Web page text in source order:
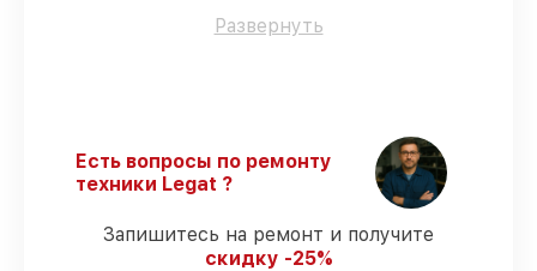
гарантирует качество выполняемых
Официальная гарантия
– все
ремонтные услуги и комплектующие
защищены официальной гарантией
Legat.
Развернуть
Есть вопросы по ремонту
техники Legat ?
Запишитесь на ремонт и получите
скидку -25%